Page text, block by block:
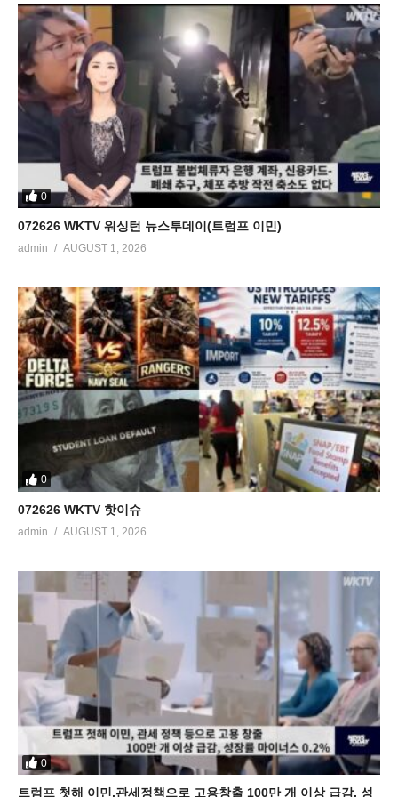
0
072626 WKTV 워싱턴 뉴스투데이(트럼프 이민)
admin AUGUST 1, 2026
0
072626 WKTV 핫이슈
admin AUGUST 1, 2026
0
트럼프 첫해 이민,관세정책으로 고용창출 100만 개 이상 급감, 성